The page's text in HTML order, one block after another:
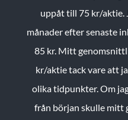
uppåt till 75 kr/aktie.
månader efter senaste
85 kr. Mitt
kr/aktie tack vare att
olika tidpunkter. Om
från början skulle mitt